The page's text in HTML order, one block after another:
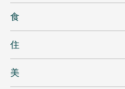
食
住
美